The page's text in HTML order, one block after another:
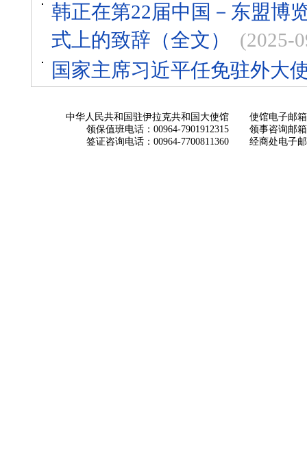
韩正在第22届中国－东盟博
式上的致辞（全文）
(2025-
国家主席习近平任免驻外大
中华人民共和国驻伊拉克共和国大使馆
领保值班电话：00964-7901912315
签证咨询电话：00964-7700811360
使馆电子邮箱
领事咨询邮箱
经商处电子